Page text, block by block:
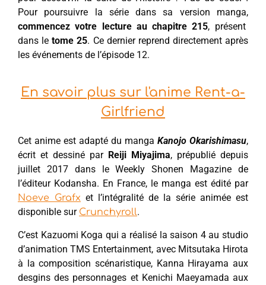
Pour poursuivre la série dans sa version manga,
commencez votre lecture au chapitre 215, présent
dans le tome 25. Ce dernier reprend directement après
les événements de l’épisode 12.
En savoir plus sur l'anime Rent-a-
Girlfriend
Cet anime est adapté du manga Kanojo Okarishimasu,
écrit et dessiné parReiji Miyajima, prépublié depuis
juillet 2017 dans le Weekly Shonen Magazine de
l’éditeur Kodansha. En France, le manga est édité par
Noeve Grafx et l’intégralité de la série animée est
disponible sur Crunchyroll.
C’est Kazuomi Koga qui a réalisé la saison 4 au studio
d’animation TMS Entertainment, avec Mitsutaka Hirota
à la composition scénaristique, Kanna Hirayama aux
desgins des personnages et Kenichi Maeyamada aux